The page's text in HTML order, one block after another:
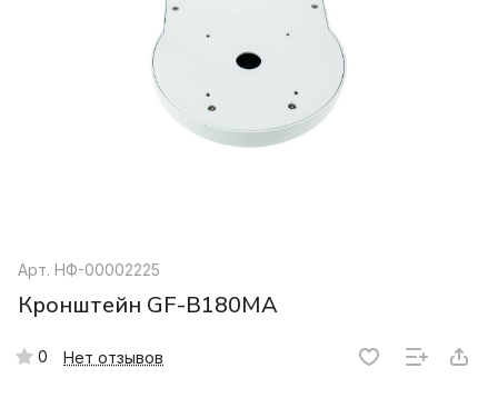
Арт. НФ-00002225
Кронштейн GF-B180MA
0 Нет отзывов